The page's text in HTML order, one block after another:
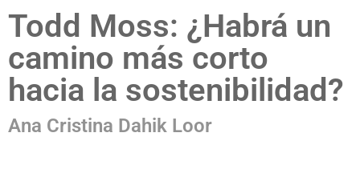
Todd Moss: ¿Habrá un
camino más corto
hacia la sostenibilidad?
Ana Cristina Dahik Loor